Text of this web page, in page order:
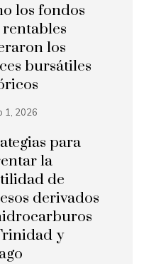
los fondos
rentables
los
bursátiles
1, 2026
para
la
de
derivados
y